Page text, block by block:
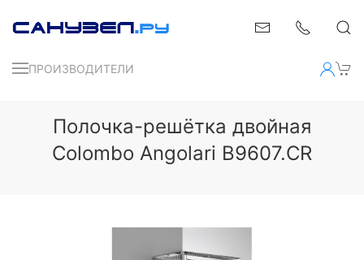
ПРОИЗВОДИТЕЛИ
Полочка-решётка двойная
Colombo Angolari B9607.CR